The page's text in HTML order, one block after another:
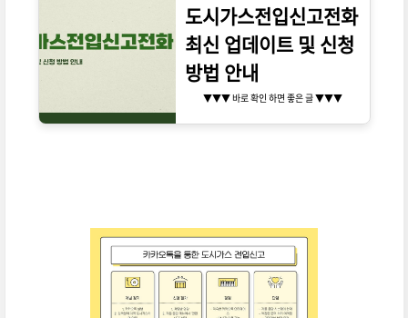
도시가스전입신고전화
최신 업데이트 및 신청
방법 안내
▼▼▼ 바로 확인 하면 좋은 글 ▼▼▼